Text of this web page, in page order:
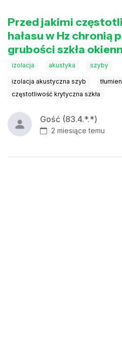
Przed jakimi
hałasu w Hz chronią
grubości szkła
izolacja akustyka szyby
izolacja akustyczna szyb
częstotliwość krytyczna szkła
Gość (83.4.*.*)
2 miesiące temu